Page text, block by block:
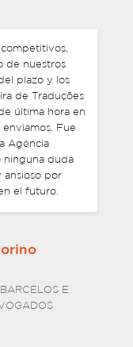
la calidad de
Traduções
de calidad de
y su
del proyecto.
Brasileira de
exigentes que
Y
MUJERES